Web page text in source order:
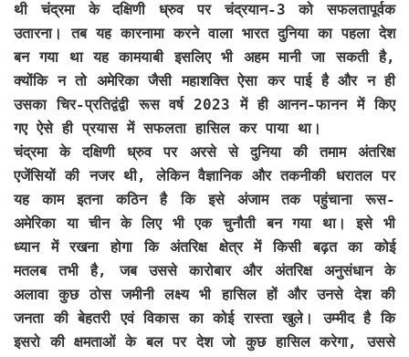
थी चंद्रमा के दक्षिणी ध्रुव पर चंद्रयान-3 को सफलतापूर्वक
उतारना। तब यह कारनामा करने वाला भारत दुनिया का पहला देश
बन गया था यह कामयाबी इसलिए भी अहम मानी जा सकती है,
क्योंकि न तो अमेरिका जैसी महाशक्ति ऐसा कर पाई है और न ही
उसका चिर-प्रतिद्वंद्वी रूस वर्ष 2023 में ही आनन-फानन में किए
गए ऐसे ही प्रयास में सफलता हासिल कर पाया था।
चंद्रमा के दक्षिणी ध्रुव पर अरसे से दुनिया की तमाम अंतरिक्ष
एजेंसियों की नजर थी, लेकिन वैज्ञानिक और तकनीकी धरातल पर
यह काम इतना कठिन है कि इसे अंजाम तक पहुंचाना रूस-
अमेरिका या चीन के लिए भी एक चुनौती बन गया था। इसे भी
ध्यान में रखना होगा कि अंतरिक्ष क्षेत्र में किसी बढ़त का कोई
मतलब तभी है, जब उससे कारोबार और अंतरिक्ष अनुसंधान के
अलावा कुछ ठोस जमीनी लक्ष्य भी हासिल हों और उनसे देश की
जनता की बेहतरी एवं विकास का कोई रास्ता खुले। उम्मीद है कि
इसरो की क्षमताओं के बल पर देश जो कुछ हासिल करेगा, उससे